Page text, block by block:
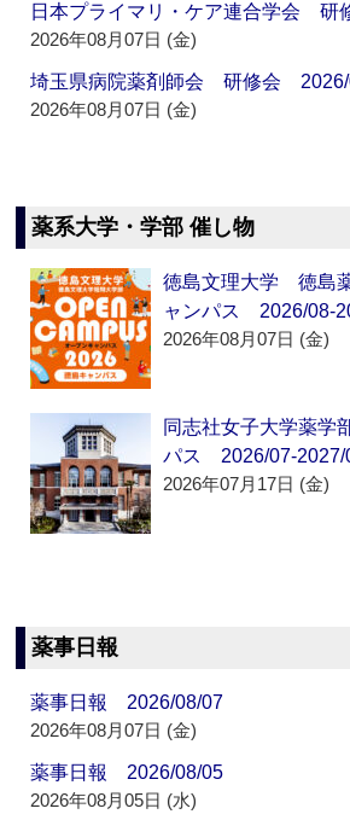
日本プライマリ・ケア連合学会
2026年08月07日 (金)
埼玉県病院薬剤師会 研修会
2026年08月07日 (金)
薬系大学・学部 催し物
徳島文理大学 徳島
ャンパス 2026/08-
2026年08月07日 (金)
同志社女子大学薬
パス 2026/07-2027/
2026年07月17日 (金)
薬事日報
薬事日報 2026/08/07
2026年08月07日 (金)
薬事日報 2026/08/05
2026年08月05日 (水)